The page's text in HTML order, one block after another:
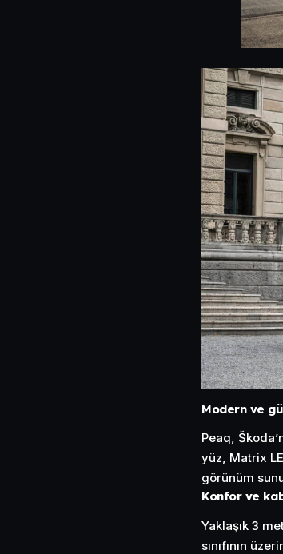
Modern ve
Peaq,
yüz, Matrix
görünüm
Konfor ve
Yaklaşık 3
sınıfının